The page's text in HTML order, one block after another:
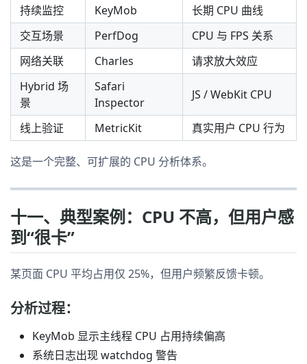
持续监控 KeyMob
长期 CPU 曲线
交互场景
PerfDog
CPU 与 FPS 关系
网络关联
Charles
请求放大效应
Hybrid 场
景
Safari
Inspector
JS / WebKit CPU
线上验证 MetricKit 真实用户 CPU 行为
这是一个完整、可扩展的 CPU 分析体系。
十一、典型案例：CPU 不高，但用户感
到“很卡”
某页面 CPU 平均占用仅 25%，但用户频繁反馈卡顿。
分析过程：
KeyMob 显示主线程 CPU 占用持续偏高
系统日志出现 watchdog 警告